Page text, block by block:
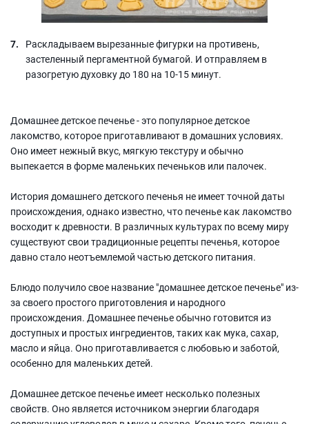
Раскладываем вырезанные фигурки на противень,
застеленный пергаментной бумагой. И отправляем в
разогретую духовку до 180 на 10-15 минут.
Домашнее детское печенье - это популярное детское
лакомство, которое приготавливают в домашних условиях.
Оно имеет нежный вкус, мягкую текстуру и обычно
выпекается в форме маленьких печеньков или палочек.
История домашнего детского печенья не имеет точной даты
происхождения, однако известно, что печенье как лакомство
восходит к древности. В различных культурах по всему миру
существуют свои традиционные рецепты печенья, которое
давно стало неотъемлемой частью детского питания.
Блюдо получило свое название "домашнее детское печенье" из-
за своего простого приготовления и народного
происхождения. Домашнее печенье обычно готовится из
доступных и простых ингредиентов, таких как мука, сахар,
масло и яйца. Оно приготавливается с любовью и заботой,
особенно для маленьких детей.
Домашнее детское печенье имеет несколько полезных
свойств. Оно является источником энергии благодаря